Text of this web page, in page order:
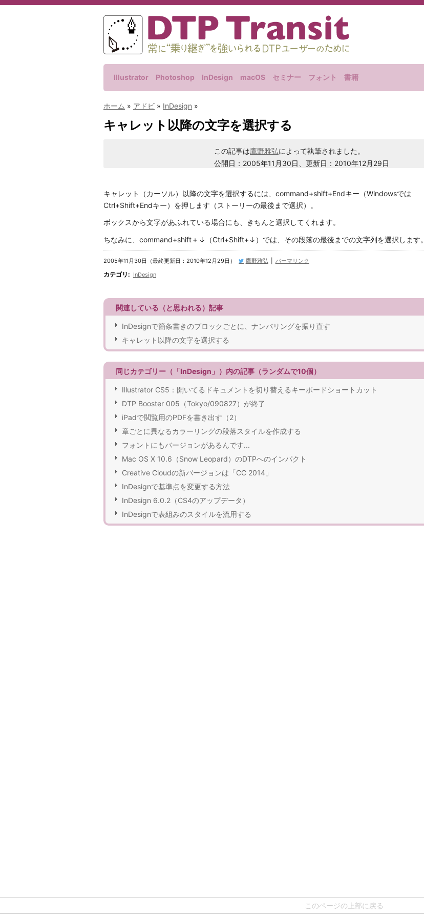
Illustrator Photoshop InDesign macOS セミナー フォント 書籍
ホーム » アドビ » InDesign »
キャレット以降の文字を選択する
この記事は鷹野雅弘によって執筆されました。
公開日：2005年11月30日、更新日：2010年12月29日
キャレット（カーソル）以降の文字を選択するには、command+shift+Endキー（Windowsでは
Ctrl+Shift+Endキー）を押します（ストーリーの最後まで選択）。
ボックスから文字があふれている場合にも、きちんと選択してくれます。
ちなみに、command+shift＋↓（Ctrl+Shift+↓）では、その段落の最後までの文字列を選択します。
2005年11月30日（最終更新日：2010年12月29日） 鷹野雅弘 パーマリンク
カテゴリ: InDesign
関連している（と思われる）記事
InDesignで箇条書きのブロックごとに、ナンバリングを振り直す
キャレット以降の文字を選択する
同じカテゴリー（「InDesign」）内の記事（ランダムで10個）
Illustrator CS5：開いてるドキュメントを切り替えるキーボードショートカット
DTP Booster 005（Tokyo/090827）が終了
iPadで閲覧用のPDFを書き出す（2）
章ごとに異なるカラーリングの段落スタイルを作成する
フォントにもバージョンがあるんです...
Mac OS X 10.6（Snow Leopard）のDTPへのインパクト
Creative Cloudの新バージョンは「CC 2014」
InDesignで基準点を変更する方法
InDesign 6.0.2（CS4のアップデータ）
InDesignで表組みのスタイルを流用する
このページの上部に戻る